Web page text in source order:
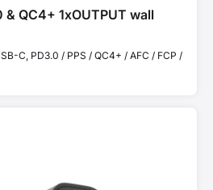
QC4+ 1xOUTPUT wall
C, PD3.0 / PPS / QC4+ / AFC / FCP /